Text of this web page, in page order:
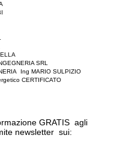
SRL
Ing MARIO SULPIZIO
CERTIFICATO
GRATIS agli
newsletter sui: